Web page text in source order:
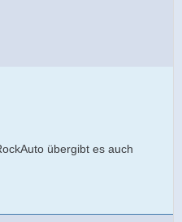
übergibt es auch